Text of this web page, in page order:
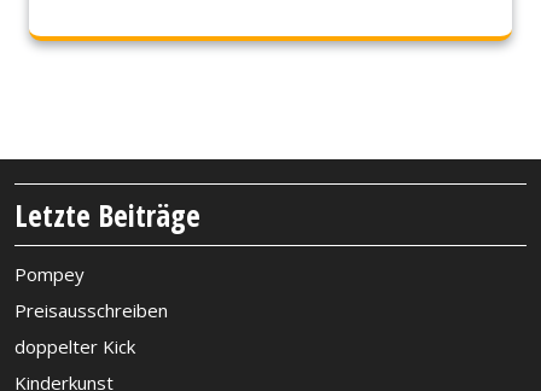
Letzte Beiträge
Pompey
Preisausschreiben
doppelter Kick
Kinderkunst